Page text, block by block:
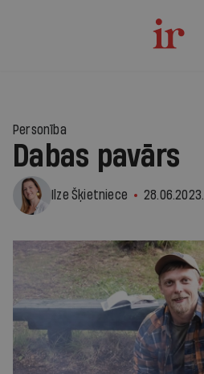
Personība
Dabas pavārs
Ilze Šķietniece 28.06.2023.